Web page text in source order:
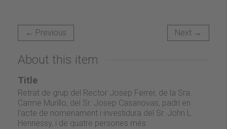
← Previous Next →
About this item
Title
Retrat de grup del Rector Josep Ferrer, de la Sra.
Carme Murillo, del Sr. Josep Casanovas, padrí en
l'acte de nomenament i investidura del Sr. John L.
Hennessy, i de quatre persones més